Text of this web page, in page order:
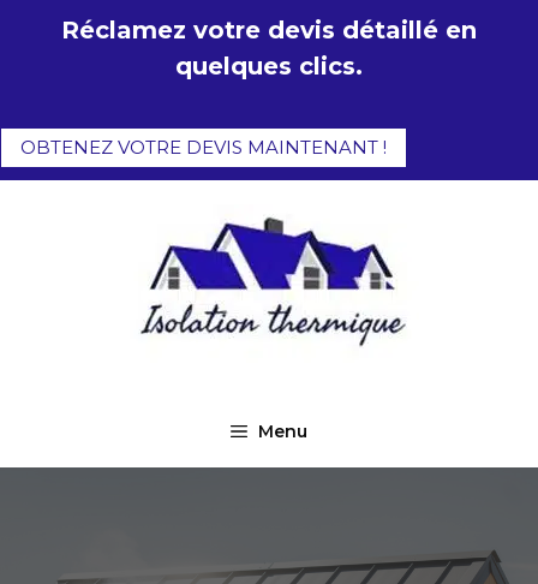
Réclamez votre devis détaillé en
quelques clics.
OBTENEZ VOTRE DEVIS MAINTENANT !
Menu